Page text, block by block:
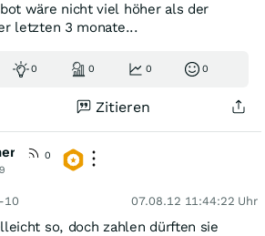
wäre nicht viel höher als der
letzten 3 monate...
0 0 0 0
Zitieren
0
10 07.08.12 11:44:22 Uhr
so, doch zahlen dürften sie